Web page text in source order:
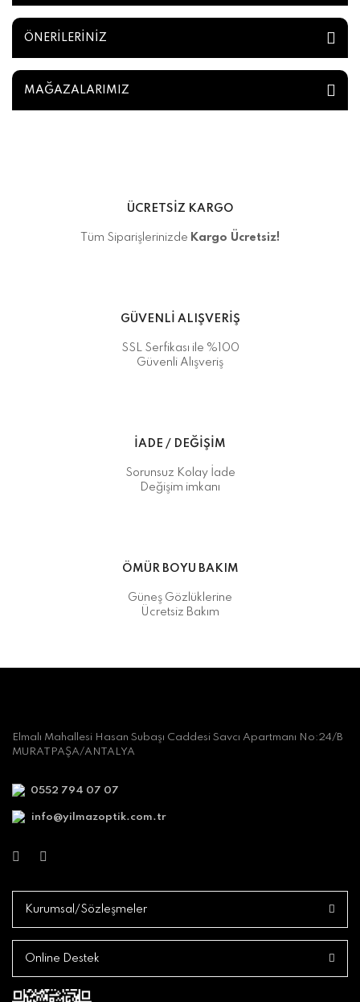
ÖNERİLERİNİZ
MAĞAZALARIMIZ
ÜCRETSİZ KARGO
Tüm Siparişlerinizde Kargo Ücretsiz!
GÜVENLİ ALIŞVERİŞ
SSL Serfikası ile %100
Güvenli Alışveriş
İADE / DEĞİŞİM
Sorunsuz Kolay İade
Değişim imkanı
ÖMÜR BOYU BAKIM
Güneş Gözlüklerine
Ücretsiz Bakım
Elmalı Mahallesi Hasan Subaşı Caddesi Savcı Apartmanı No:24/B
MURATPAŞA/ANTALYA
0552 794 07 07
info@yilmazoptik.com.tr
Kurumsal/Sözleşmeler
Online Destek